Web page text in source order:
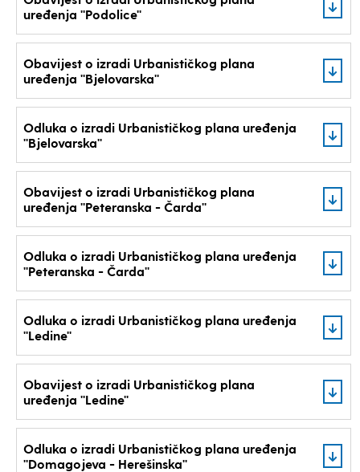
uređenja ''Podolice''
Obavijest o izradi Urbanističkog plana
uređenja ''Bjelovarska''
Odluka o izradi Urbanističkog plana uređenja
''Bjelovarska''
Obavijest o izradi Urbanističkog plana
uređenja ''Peteranska - Čarda''
Odluka o izradi Urbanističkog plana uređenja
''Peteranska - Čarda''
Odluka o izradi Urbanističkog plana uređenja
''Ledine''
Obavijest o izradi Urbanističkog plana
uređenja ''Ledine''
Odluka o izradi Urbanističkog plana uređenja
''Domagojeva - Herešinska''